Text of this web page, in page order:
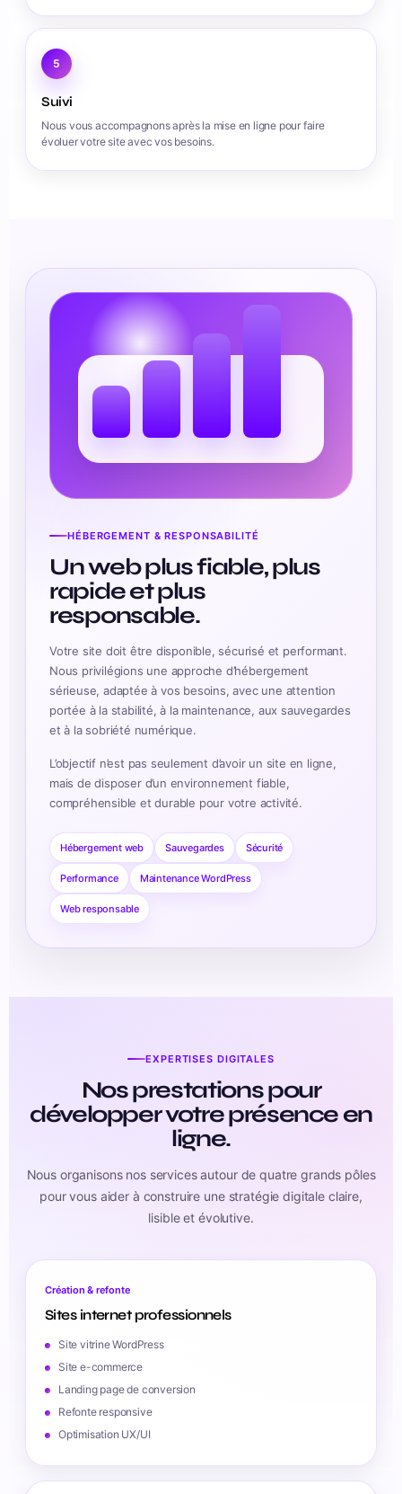
5
Suivi
Nous vous accompagnons après la mise en ligne pour faire
évoluer votre site avec vos besoins.
HÉBERGEMENT & RESPONSABILITÉ
Un web plus fiable, plus
rapide et plus
responsable.
Votre site doit être disponible, sécurisé et performant.
Nous privilégions une approche d’hébergement
sérieuse, adaptée à vos besoins, avec une attention
portée à la stabilité, à la maintenance, aux sauvegardes
et à la sobriété numérique.
L’objectif n’est pas seulement d’avoir un site en ligne,
mais de disposer d’un environnement fiable,
compréhensible et durable pour votre activité.
Hébergement web Sauvegardes Sécurité
Performance Maintenance WordPress
Web responsable
EXPERTISES DIGITALES
Nos prestations pour
développer votre présence en
ligne.
Nous organisons nos services autour de quatre grands pôles
pour vous aider à construire une stratégie digitale claire,
lisible et évolutive.
Création & refonte
Sites internet professionnels
Site vitrine WordPress
Site e-commerce
Landing page de conversion
Refonte responsive
Optimisation UX/UI